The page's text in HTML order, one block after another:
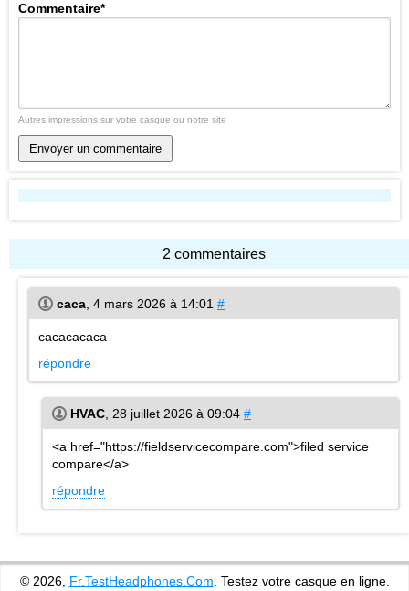
Commentaire*
Autres impressions sur votre casque ou notre site
Envoyer un commentaire
2 commentaires
caca 4 mars 2026 à 14:01 #
cacacacaca
répondre
HVAC 28 juillet 2026 à 09:04 #
<a href="https://fieldservicecompare.com">filed service
compare</a>
répondre
© 2026, Fr.TestHeadphones.Com . Testez votre casque en ligne.